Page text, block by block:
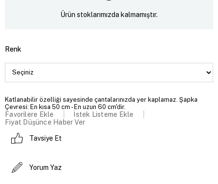
Ürün stoklarımızda kalmamıştır.
Renk
Katlanabilir özelliği sayesinde çantalarınızda yer kaplamaz. Şapka
Çevresi: En kısa 50 cm - En uzun 60 cm'dir.
Favorilere Ekle
İstek Listeme Ekle
Fiyat Düşünce Haber Ver
Tavsiye Et
Yorum Yaz